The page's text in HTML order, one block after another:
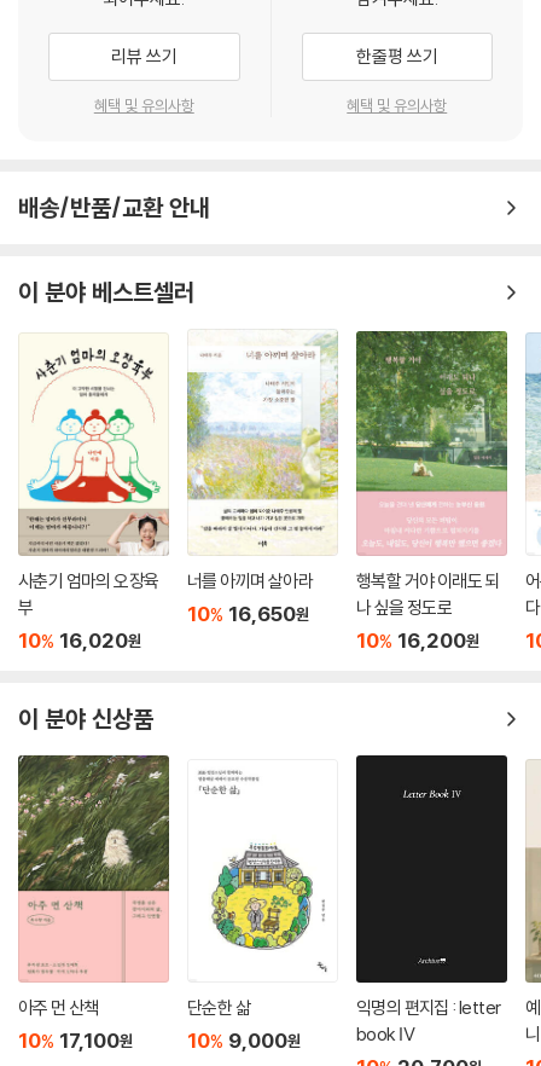
고 사랑하는데 어떻게 내게 이럴 수가 있어!” 하는 원망만 하게 됩니다. ‘모
든 문제는 자식 탓이 아니라 내 탓이다.’ 이 이치를 이해할 때 비로소 자식
문제를 해결하고 진정한 엄마 노릇을 할 수 있습니다.
다. 이제, 부모가 용기를 낼 때입니다.
시킨 대로 해도 안 되니까 저항심만 커집니다. 그리고 주체성이 없으니 자
마에게 돌려요. 엄마가 만들어 준 인생이니까, 자기반성도 안 하고 자기 노
력도 안 하는 거예요. 그러다 보니 결국 엄마에게 자식이 무거운 짐이 되고
있습니다.
진정한 부모는 자식이 자신의 취향과 기질, 재능에 맞는 일을 찾을 수 있도
록 격려해야 해요. 이십대에는 이것도 해보고 저것도 해보고, 여기에서도
일해 보고 저기에서도 일해 보고, 고생도 하면서 제 나름대로 행복을 찾을
수 있도록 해줘야 합니다.
지금의 나를 기준으로 해서 아이들을 봐서는 안 된다는 거예요. 내가 그만
한 나이 때 어땠느냐를 중심으로 해서 아이들을 이해할 수도 있지만, 그러
르고 또 시대와 상황이 바뀌면 성향도 달라지기 때문이에요.
아이를 공부시키고 싶다면 엄마가 먼저 공부하세요. 엄마가 마음 공부를
해야 어떤 상황이 벌어져도 아이와 대화가 되고 편해집니다. 그러면 아이
에게 번뇌가 되는 일이 일어나지 않고 어떤 일이 생기더라도 엄마가 아이
에게 버팀목이 되어 줄 수 있어요.
아이들이 문제가 있다는 것은 아이가 어릴 때 엄마가 불안해하든, 힘들어
하든, 신경질적이든, 어떤 이유로든 심리적인 상처를 줬기 때문입니다. 이
런 원리를 알면 아이들이 커서 저항할 때, 아이와 싸울 것이 아니라 아이를
키울 때 내가 심리적으로 억압했다는 사실을 알아차리고 그때부터 아이의
마음을 받아줄 수 있어야 합니다.
저자는 어떤 희생을 치르더라도 아이가 태어나서 3년까지는 엄마가 키워
야 하고, 사춘기 무렵 자립해야 할 때 아이 스스로 서게 지켜봐 줘야 하며,
스무 살이 넘으면 무조건 집에서 쫒아낸다는 생각으로 자기 인생을 스스로
고의 교육 방법이라고 강조한다.
마음의 중심을 잡고 지혜로운 엄마로 살아가기
엄마에게는 그 어떤 조건에서도 자식을 보호해야 하는 책임이 있다. 자식
에게 엄마는 세상이고 우주이며 신이기 때문이다. 따라서 이리저리 흔들리
는 여자로서가 아니라 엄마로서의 책임이 있다. 엄마 자신의 어린 시절을
돌아보면 부모, 특히 엄마가 아이에게 어떤 존재인지 쉽게 알 수 있을 것이
다. 엄마가 자신에게 준 상처가 평생 나를 괴롭히고 있고 그때의 애정결핍
으로 지금도 고통스러워하고 있는 사람들이 많다.
그래서 결혼을 결심하고 아이를 낳으려고 결심했다면 다음 한 가지는 꼭
기억하라고 당부한다.
“여자는 자식을 낳고서도 혼자 몸일 때와 같은 연약한 여자의 심성으로 살
면 자식을 잘 키울 수 없다. 이런저런 자극에 흔들리며 불안해하고, 자기 마
불안정하고 분노가 많은 사람이 된다. 아이가 건강하고 심리적으로 안정되
고 행복하려면 먼저 엄마부터 마음의 중심을 잡아야 한다. 이리저리 흔들
리는 불안한 여인의 마음이 아니라, ‘내 아이는 무슨 일이 있어도 내가 지킨
다’는 굳건한 엄마의 마음을 가져야 한다. 그래야 아이가 그런 엄마의 마음
을 지지대 삼아서 잘 자란다.”
아이는 본 대로 물드는 존재
나는 어떤 부모인가?
사람들은 누구나 행복하려고 결혼하고, 행복하려고 자식을 낳는다. 그런데
살다 보면 불행하기 위해 결혼하고, 불행하기 위해 자식을 낳은 것처럼 괴
리뷰 쓰기
혜택 및 유의사항
한줄평 쓰기
혜택 및 유의사항
배송/반품/교환 안내
이 분야 베스트셀러
사춘기 엄마의 오장육
부
10% 16,020원
너를 아끼며 살아라
10% 16,650원
행복할 거야 이래도 되
나 싶을 정도로
10% 16,200원
다
이 분야 신상품
아주 먼 산책
10% 17,100원
단순한 삶
10% 9,000원
익명의 편지집 : letter
book Ⅳ